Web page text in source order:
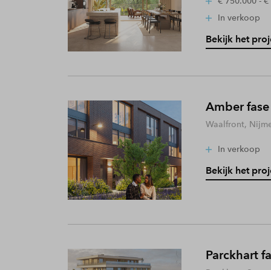
In verkoop
Bekijk het
Amber
Waalfront,
In verkoop
Bekijk het
Parckhart